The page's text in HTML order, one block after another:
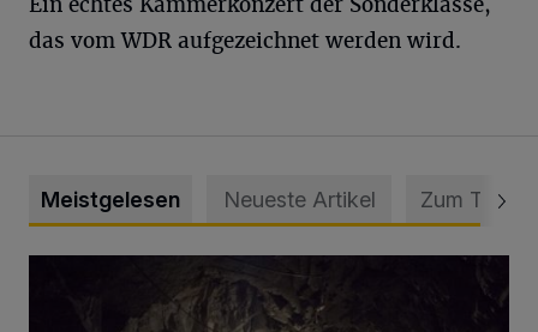
das vom WDR aufgezeichnet werden wird.
Meistgelesen Neueste Artikel Zum Thema